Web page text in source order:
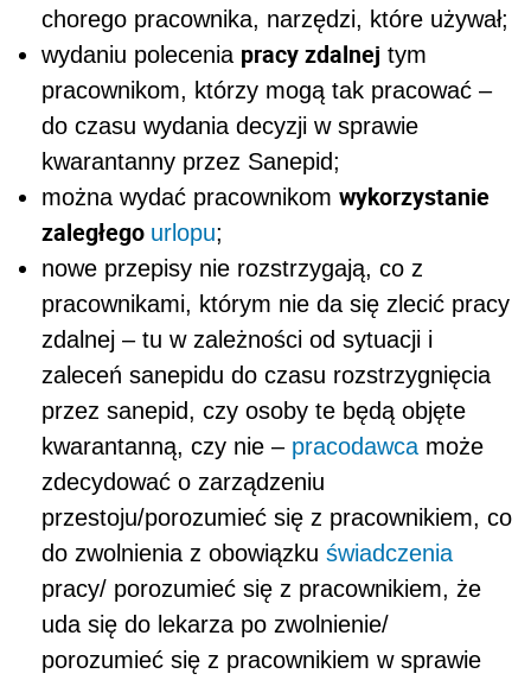
chorego pracownika, narzędzi, które używał;
wydaniu polecenia pracy zdalnej tym
pracownikom, którzy mogą tak pracować –
do czasu wydania decyzji w sprawie
kwarantanny przez Sanepid;
można wydać pracownikom wykorzystanie
zaległego urlopu;
nowe przepisy nie rozstrzygają, co z
pracownikami, którym nie da się zlecić pracy
zdalnej – tu w zależności od sytuacji i
zaleceń sanepidu do czasu rozstrzygnięcia
przez sanepid, czy osoby te będą objęte
kwarantanną, czy nie – pracodawca może
zdecydować o zarządzeniu
przestoju/porozumieć się z pracownikiem, co
do zwolnienia z obowiązku świadczenia
pracy/ porozumieć się z pracownikiem, że
uda się do lekarza po zwolnienie/
porozumieć się z pracownikiem w sprawie